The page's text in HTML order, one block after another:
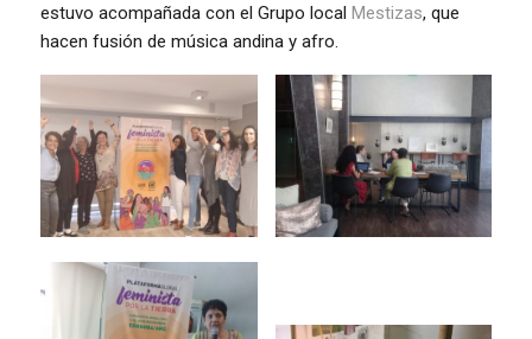
estuvo acompañada con el Grupo local Mestizas, que
hacen fusión de música andina y afro.